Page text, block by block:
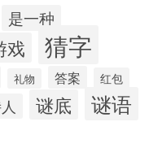
是一种
戏 猜字
礼物 答案 红包
谜底 谜语